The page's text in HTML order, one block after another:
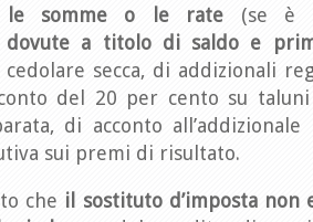
le somme o le rate (se è
dovute a titolo di saldo e
cedolare secca, di addizionali
del 20 per cento su
di acconto all’addizionale
sui premi di risultato.
che il sostituto d’imposta non